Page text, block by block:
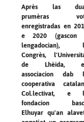
Après las
prumèras
enregistradas en
e 2020 (gascon
lengadocian),
Congrès,
de Lhèida,
associacion dab
cooperativa
Col.lectivat, e
fondacion
Elhuyar qu'an